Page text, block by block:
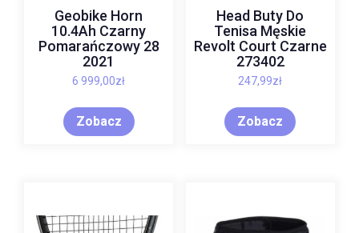
Geobike Horn
10.4Ah Czarny
Pomarańczowy 28
2021
6 999,00zł
Zobacz
Head Buty Do
Tenisa Męskie
Revolt Court Czarne
273402
247,99zł
Zobacz